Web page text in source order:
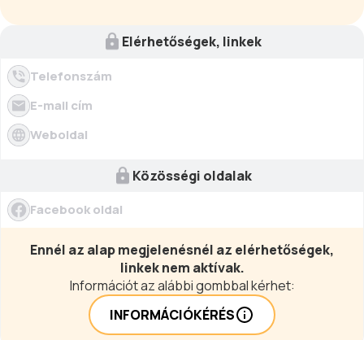
Elérhetőségek, linkek
Telefonszám
E-mail cím
Weboldal
Közösségi oldalak
Facebook oldal
Ennél az alap megjelenésnél az elérhetőségek,
linkek nem aktívak.
Információt az alábbi gombbal kérhet:
INFORMÁCIÓKÉRÉS